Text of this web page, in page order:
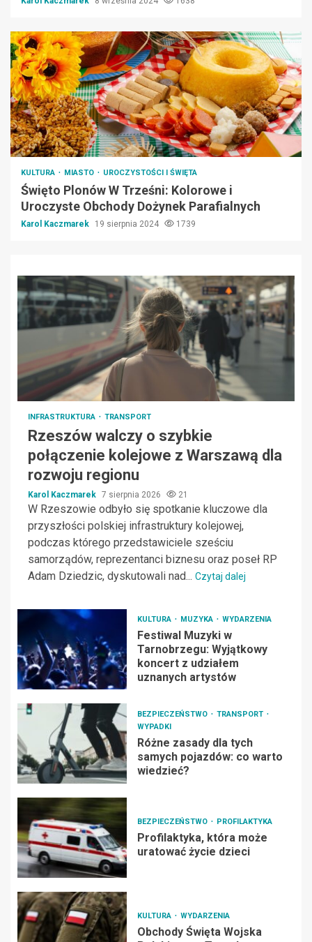
KULTURA MIASTO UROCZYSTOŚCI I ŚWIĘTA
Święto Plonów W Trześni: Kolorowe i
Uroczyste Obchody Dożynek Parafialnych
Karol Kaczmarek 19 sierpnia 2024 1739
INFRASTRUKTURA TRANSPORT
Rzeszów walczy o szybkie
połączenie kolejowe z Warszawą dla
rozwoju regionu
Karol Kaczmarek 7 sierpnia 2026 21
W Rzeszowie odbyło się spotkanie kluczowe dla
przyszłości polskiej infrastruktury kolejowej,
podczas którego przedstawiciele sześciu
samorządów, reprezentanci biznesu oraz poseł RP
Adam Dziedzic, dyskutowali nad... Czytaj dalej
KULTURA MUZYKA WYDARZENIA
Festiwal Muzyki w
Tarnobrzegu: Wyjątkowy
koncert z udziałem
uznanych artystów
BEZPIECZEŃSTWO
TRANSPORT
WYPADKI
Różne zasady dla tych
samych pojazdów: co warto
wiedzieć?
BEZPIECZEŃSTWO PROFILAKTYKA
Profilaktyka, która może
uratować życie dzieci
KULTURA WYDARZENIA
Obchody Święta Wojska